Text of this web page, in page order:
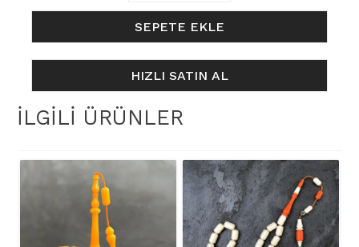
Siyah
Bowling
Topu
Katalin
adet
SEPETE EKLE
HIZLI SATIN AL
İLGILI ÜRÜNLER